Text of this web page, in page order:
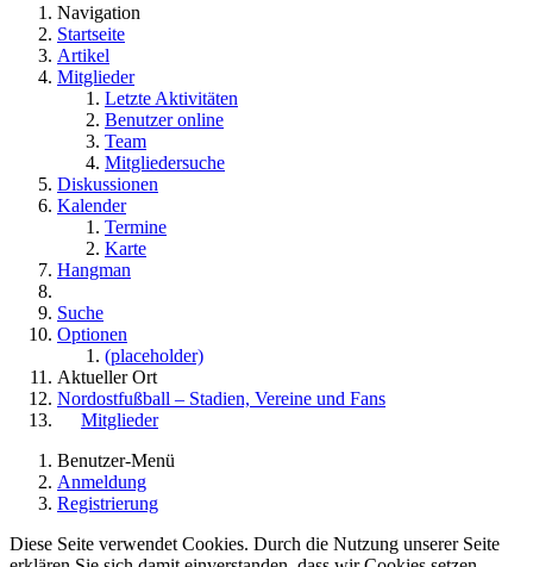
Navigation
Startseite
Artikel
Mitglieder
Letzte Aktivitäten
Benutzer online
Team
Mitgliedersuche
Diskussionen
Kalender
Termine
Karte
Hangman
Suche
Optionen
(placeholder)
Aktueller Ort
Nordostfußball – Stadien, Vereine und Fans
Mitglieder
Benutzer-Menü
Anmeldung
Registrierung
Diese Seite verwendet Cookies. Durch die Nutzung unserer Seite